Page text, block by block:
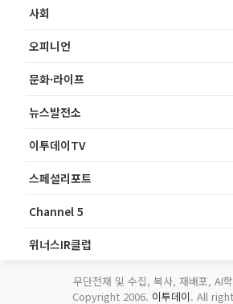
사회
오피니언
문화·라이프
뉴스발전소
이투데이TV
스페셜리포트
Channel 5
위너스IR클럽
무단전재 및 수집, 복사, 재배포, AI
Copyright 2006. 이투데이. All